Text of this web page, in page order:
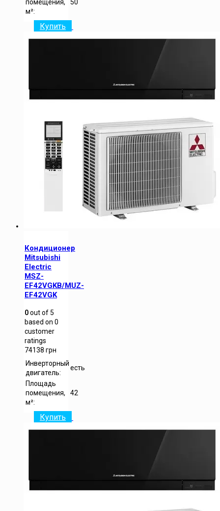
помещения,
м²:
50
Купить
Кондиционер
Mitsubishi
Electric
MSZ-
EF42VGKB/MUZ-
EF42VGK
0out of5
based on 0
customer
ratings
74138 грн
Инверторный
двигатель:
есть
Площадь
помещения,
м²:
42
Купить